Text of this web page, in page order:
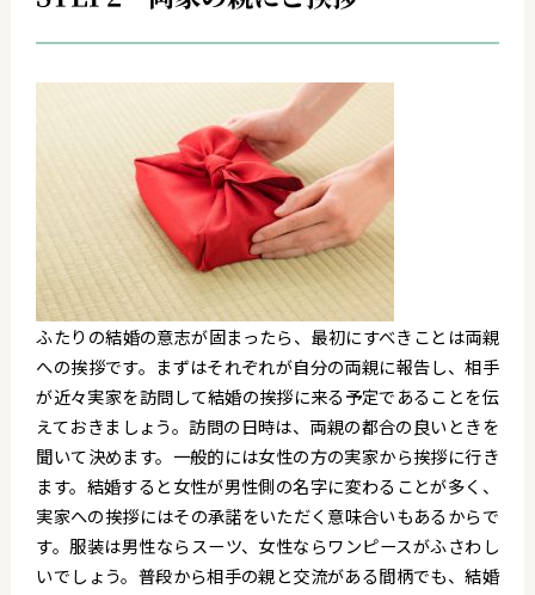
ふたりの結婚の意志が固まったら、最初にすべきことは両親
への挨拶です。まずはそれぞれが自分の両親に報告し、相手
が近々実家を訪問して結婚の挨拶に来る予定であることを伝
えておきましょう。訪問の日時は、両親の都合の良いときを
聞いて決めます。一般的には女性の方の実家から挨拶に行き
ます。結婚すると女性が男性側の名字に変わることが多く、
実家への挨拶にはその承諾をいただく意味合いもあるからで
す。服装は男性ならスーツ、女性ならワンピースがふさわし
いでしょう。普段から相手の親と交流がある間柄でも、結婚